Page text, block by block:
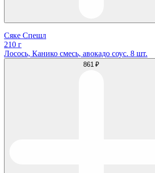
Сяке Спешл
210 г
Лосось, Канико смесь, авокадо соус. 8 шт.
861 ₽